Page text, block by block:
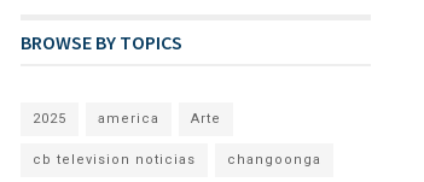
BROWSE BY TOPICS
2025 america Arte
cb television noticias changoonga